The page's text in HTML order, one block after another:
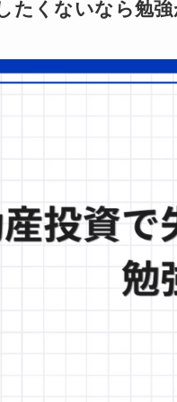
たくないなら勉